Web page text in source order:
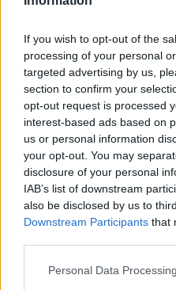
If you wish to opt-out of the
processing of your personal
targeted advertising by us,
section to confirm your
opt-out request is processed
interest-based ads based on
us or personal information
your opt-out. You may
disclosure of your personal
IAB’s list of downstream
also be disclosed by us to
Downstream Participants that
Please note that this website/
Personal Data
van – igaz, a CBR600RR-rel.
-
Augusztus 30-án és
két motoros edzést is
majd a múlt hét keddi
RC213V-re, bő három
összességében negyedik
legjobb idejéhez képest